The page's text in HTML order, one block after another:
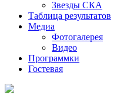
Звезды СКА
Таблица результатов
Медиа
Фотогалерея
Видео
Программки
Гостевая